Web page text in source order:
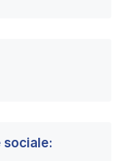
sociale: